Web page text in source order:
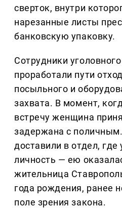
сверток, внутри
нарезанные листы
банковскую упаковку.
Сотрудники
проработали пути
посыльного и
захвата. В момент,
встречу женщина
задержана с
доставили в отдел, где
личность — ею
жительница
года рождения, ранее
поле зрения закона.